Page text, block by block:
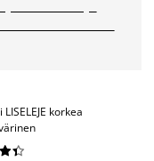
korkea


